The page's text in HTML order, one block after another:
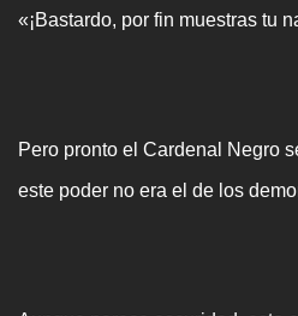
«¡Bastardo, por fin muestras tu
Pero pronto el Cardenal Negro
este poder no era el de los